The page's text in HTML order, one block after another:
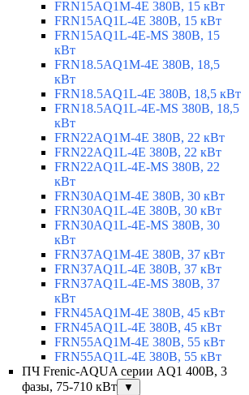
FRN15AQ1M-4E 380В, 15 кВт
FRN15AQ1L-4E 380В, 15 кВт
FRN15AQ1L-4E-MS 380В, 15
кВт
FRN18.5AQ1M-4E 380В, 18,5
кВт
FRN18.5AQ1L-4E 380В, 18,5 кВт
FRN18.5AQ1L-4E-MS 380В, 18,5
кВт
FRN22AQ1M-4E 380В, 22 кВт
FRN22AQ1L-4E 380В, 22 кВт
FRN22AQ1L-4E-MS 380В, 22
кВт
FRN30AQ1M-4E 380В, 30 кВт
FRN30AQ1L-4E 380В, 30 кВт
FRN30AQ1L-4E-MS 380В, 30
кВт
FRN37AQ1M-4E 380В, 37 кВт
FRN37AQ1L-4E 380В, 37 кВт
FRN37AQ1L-4E-MS 380В, 37
кВт
FRN45AQ1M-4E 380В, 45 кВт
FRN45AQ1L-4E 380В, 45 кВт
FRN55AQ1M-4E 380В, 55 кВт
FRN55AQ1L-4E 380В, 55 кВт
ПЧ Frenic-AQUA серии AQ1 400В, 3
фазы, 75-710 кВт
▼